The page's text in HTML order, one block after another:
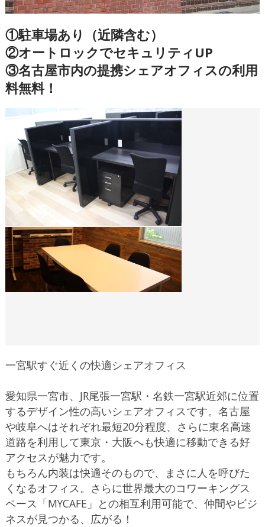
①駐車場あり（近隣含む）
②オートロックでセキュリティUP
③名古屋市内の提携シェアオフィスの利用
料無料！
一宮駅すぐ近くの快適シェアオフィス
愛知県一宮市、JR尾張一宮駅・名鉄一宮駅近郊に位置
するデザイン性の高いシェアオフィスです。名古屋
や岐阜へはそれぞれ最短20分程度、さらに東名高速
道路を利用して東京・大阪へも快適に移動できる好
アクセスが魅力です。
もちろん内装は快適そのもので、まさに人を呼びた
くなるオフィス。さらに世界最大のコワーキングス
ペース「MYCAFE」との相互利用可能で、仲間やビジ
ネスが見つかる、広がる！